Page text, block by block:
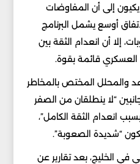
إلى أن المفاوضات
أوسع يشمل البرنامج
إلا أن انعدام الثقة بين
قائمة بقوة.
والمحلل المختص بالمخاطر
“لا ينطلقان من الصفر
انعدام الثقة الكامل”،
“شديدة الصعوبة”.
الخليج، بعد تقارير عن